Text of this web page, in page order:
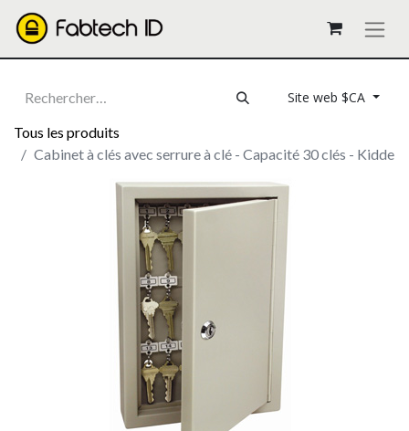
Site web $CA
Tous les produits
Cabinet à clés avec serrure à clé - Capacité 30 clés - Kidde